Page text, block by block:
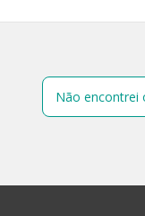
Não encontrei